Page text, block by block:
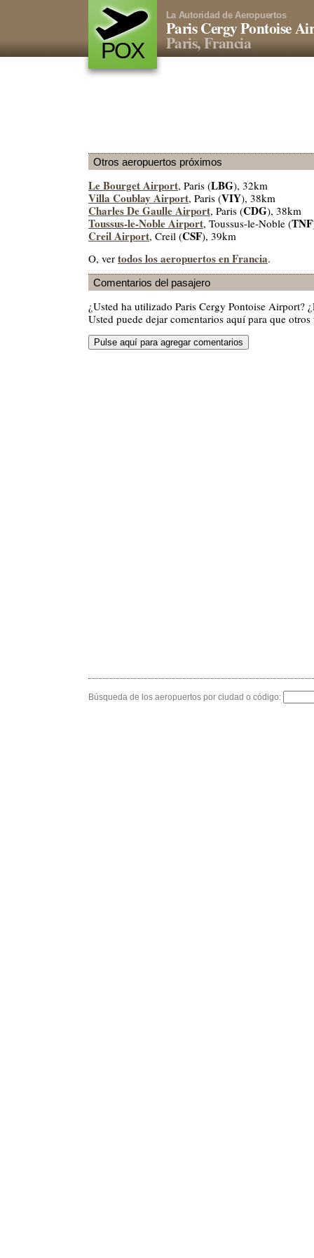
POX
La Autoridad de Aeropuertos
Paris Cergy Pontoise
Paris, Francia
Otros aeropuertos próximos
Le Bourget Airport, Paris (LBG), 32km
Villa Coublay Airport, Paris (VIY), 38km
Charles De Gaulle Airport, Paris (CDG), 38km
Toussus-le-Noble Airport, Toussus-le-Noble (TNF
Creil Airport, Creil (CSF), 39km
O, ver todos los aeropuertos en Francia.
Comentarios del pasajero
¿Usted ha utilizado Paris Cergy Pontoise Airport?
Usted puede dejar comentarios aquí para que
Búsqueda de los aeropuertos por ciudad o código: